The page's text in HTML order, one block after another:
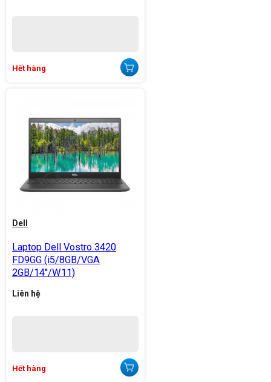
Hết hàng
Dell
Laptop Dell Vostro 3420
FD9GG (i5/8GB/VGA
2GB/14''/W11)
Liên hệ
Hết hàng